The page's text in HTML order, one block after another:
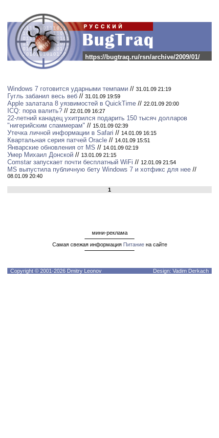
https://bugtraq.ru/rsn/archive/2009/01/
Windows 7 готовится ударными темпами // 31.01.09 21:19
Гугль забанил весь веб // 31.01.09 19:59
Apple залатала 8 уязвимостей в QuickTime // 22.01.09 20:00
ICQ: пора валить? // 22.01.09 16:27
22-летний канадец ухитрился подарить 150 тысяч долларов
"нигерийским спаммерам" // 15.01.09 02:39
Утечка личной информации в Safari // 14.01.09 16:15
Квартальная серия патчей Oracle // 14.01.09 15:51
Январские обновления от MS // 14.01.09 02:19
Умер Михаил Донской // 13.01.09 21:15
Comstar запускает почти бесплатный WiFi // 12.01.09 21:54
MS выпустила публичную бету Windows 7 и хотфикс для нее //
08.01.09 20:40
1
мини-реклама
Самая свежая информация Питаниена сайте
Copyright © 2001-2026 Dmitry Leonov Design: Vadim Derkach